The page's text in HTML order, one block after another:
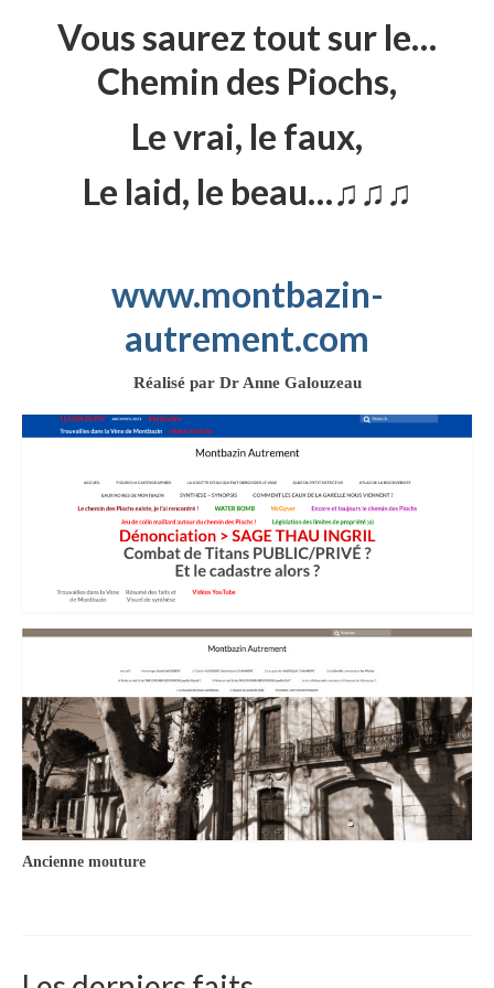
Montbazin
La Vène & ses dangers !
Je veux mon eau
Un peu d’humour …
Burzet 29 mars !
Vendredi Saint
Le chemin de Croix
d’André Trouche
Le calvaire
d’André Trouche
Vous saurez tout sur le…
Chemin des Piochs,
Le vrai, le faux,
Le laid, le beau…♫♫♫
www.montbazin-
autrement.com
Réalisé par Dr Anne Galouzeau
Ancienne mouture